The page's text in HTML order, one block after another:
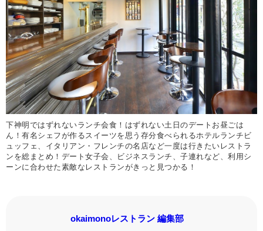
下神明ではずれないランチ会食！はずれない土日のデートお昼ごは
ん！有名シェフが作るスイーツを思う存分食べられるホテルランチビ
ュッフェ、イタリアン・フレンチの名店など一度は行きたいレストラ
ンを総まとめ！デート女子会、ビジネスランチ、子連れなど、利用シ
ーンに合わせた素敵なレストランがきっと見つかる！
okaimonoレストラン 編集部